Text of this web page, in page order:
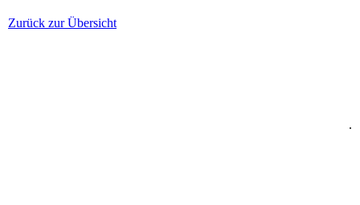
Zurück zur Übersicht
.